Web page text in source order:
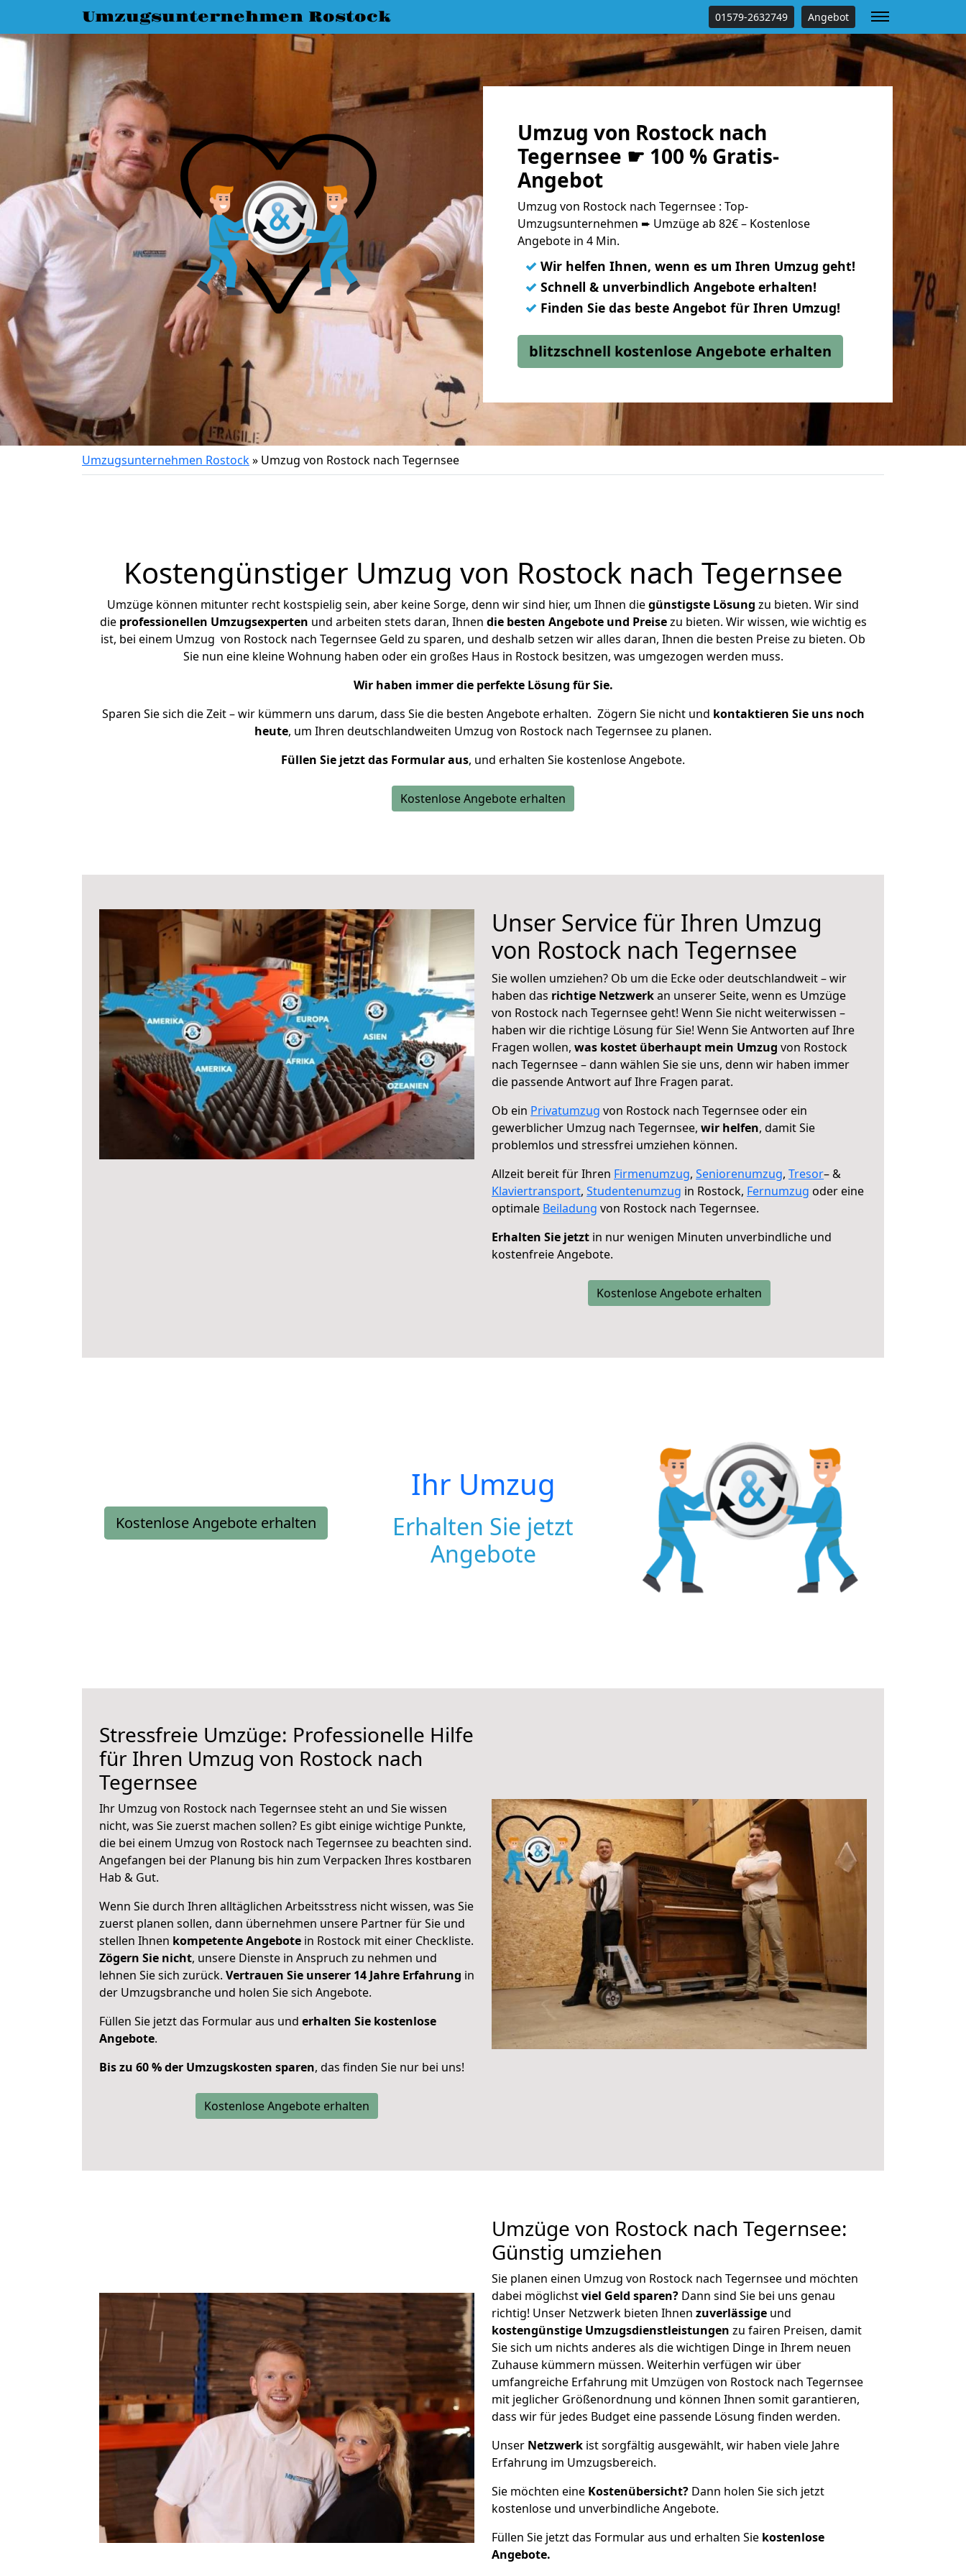
Umzugsunternehmen Rostock 01579-2632749 Angebot
Umzug von Rostock nach
Tegernsee ☛ 100 % Gratis-
Angebot
Umzug von Rostock nach Tegernsee : Top-
Umzugsunternehmen ➨ Umzüge ab 82€ – Kostenlose
Angebote in 4 Min.
✓ Wir helfen Ihnen, wenn es um Ihren Umzug geht!
✓ Schnell & unverbindlich Angebote erhalten!
✓ Finden Sie das beste Angebot für Ihren Umzug!
blitzschnell kostenlose Angebote erhalten
Umzugsunternehmen Rostock» Umzug von Rostock nach Tegernsee
Kostengünstiger Umzug von Rostock nach Tegernsee
Umzüge können mitunter recht kostspielig sein, aber keine Sorge, denn wir sind hier, um Ihnen diegünstigste Lösung zu bieten. Wir sind
die professionellen Umzugsexperten und arbeiten stets daran, Ihnen die besten Angebote und Preisezu bieten. Wir wissen, wie wichtig es
ist, bei einem Umzug von Rostock nach Tegernsee Geld zu sparen, und deshalb setzen wir alles daran, Ihnen die besten Preise zu bieten. Ob
Sie nun eine kleine Wohnung haben oder ein großes Haus in Rostock besitzen, was umgezogen werden muss.
Wir haben immer die perfekte Lösung für Sie.
Sparen Sie sich die Zeit – wir kümmern uns darum, dass Sie die besten Angebote erhalten. Zögern Sie nicht und kontaktieren Sie uns noch
heute, um Ihren deutschlandweiten Umzug von Rostock nach Tegernsee zu planen.
Füllen Sie jetzt das Formular aus, und erhalten Sie kostenlose Angebote.
Kostenlose Angebote erhalten
Unser Service für Ihren Umzug
von Rostock nach Tegernsee
Sie wollen umziehen? Ob um die Ecke oder deutschlandweit – wir
haben das richtige Netzwerkan unserer Seite, wenn es Umzüge
von Rostock nach Tegernsee geht! Wenn Sie nicht weiterwissen –
haben wir die richtige Lösung für Sie! Wenn Sie Antworten auf Ihre
Fragen wollen, was kostet überhaupt mein Umzug von Rostock
nach Tegernsee – dann wählen Sie sie uns, denn wir haben immer
die passende Antwort auf Ihre Fragen parat.
Ob ein Privatumzug von Rostock nach Tegernsee oder ein
gewerblicher Umzug nach Tegernsee, wir helfen, damit Sie
problemlos und stressfrei umziehen können.
Allzeit bereit für Ihren Firmenumzug, Seniorenumzug, Tresor– &
Klaviertransport, Studentenumzug in Rostock, Fernumzug oder eine
optimale Beiladung von Rostock nach Tegernsee.
Erhalten Sie jetzt in nur wenigen Minuten unverbindliche und
kostenfreie Angebote.
Kostenlose Angebote erhalten
Kostenlose Angebote erhalten
Ihr Umzug
Erhalten Sie jetzt
Angebote
Stressfreie Umzüge: Professionelle Hilfe
für Ihren Umzug von Rostock nach
Tegernsee
Ihr Umzug von Rostock nach Tegernsee steht an und Sie wissen
nicht, was Sie zuerst machen sollen? Es gibt einige wichtige Punkte,
die bei einem Umzug von Rostock nach Tegernsee zu beachten sind.
Angefangen bei der Planung bis hin zum Verpacken Ihres kostbaren
Hab & Gut.
Wenn Sie durch Ihren alltäglichen Arbeitsstress nicht wissen, was Sie
zuerst planen sollen, dann übernehmen unsere Partner für Sie und
stellen Ihnen kompetente Angebote in Rostock mit einer Checkliste.
Zögern Sie nicht, unsere Dienste in Anspruch zu nehmen und
lehnen Sie sich zurück. Vertrauen Sie unserer 14 Jahre Erfahrung in
der Umzugsbranche und holen Sie sich Angebote.
Füllen Sie jetzt das Formular aus und erhalten Sie kostenlose
Angebote.
Bis zu 60 % der Umzugskosten sparen, das finden Sie nur bei uns!
Kostenlose Angebote erhalten
Umzüge von Rostock nach Tegernsee:
Günstig umziehen
Sie planen einen Umzug von Rostock nach Tegernsee und möchten
dabei möglichstviel Geld sparen? Dann sind Sie bei uns genau
richtig! Unser Netzwerk bieten Ihnen zuverlässige und
kostengünstige Umzugsdienstleistungen zu fairen Preisen, damit
Sie sich um nichts anderes als die wichtigen Dinge in Ihrem neuen
Zuhause kümmern müssen. Weiterhin verfügen wir über
umfangreiche Erfahrung mit Umzügen von Rostock nach Tegernsee
mit jeglicher Größenordnung und können Ihnen somit garantieren,
dass wir für jedes Budget eine passende Lösung finden werden.
Unser Netzwerk ist sorgfältig ausgewählt, wir haben viele Jahre
Erfahrung im Umzugsbereich.
Sie möchten eine Kostenübersicht? Dann holen Sie sich jetzt
kostenlose und unverbindliche Angebote.
Füllen Sie jetzt das Formular aus und erhalten Sie kostenlose
Angebote.